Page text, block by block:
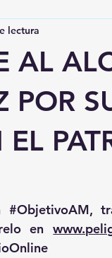
AL
POR
lectura
#ObjetivoAM
en